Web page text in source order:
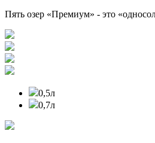
Пять озер «Премиум» - это
0,5л
0,7л